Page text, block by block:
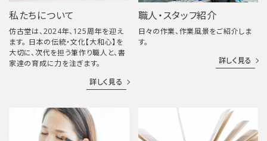
私たちについて
仿古堂は、2024年、125周年を迎え
ます。 日本の伝統・文化【大和心】を
大切に、次代を担う筆作り職人と、書
家達の育成に力を注ぎます。
詳しく見る
職人・スタッフ紹介
日々の作業、作業風景をご紹介しま
す。
詳しく見る